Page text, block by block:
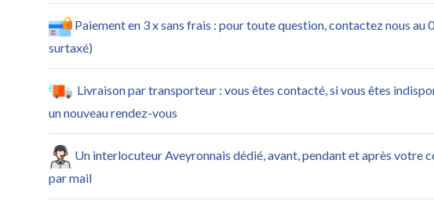
Paiement en 3 x sans frais : pour toute question, contactez nous au
surtaxé)
Livraison par transporteur : vous êtes contacté, si vous êtes
un nouveau rendez-vous
Un interlocuteur Aveyronnais dédié, avant, pendant et après votre
par mail